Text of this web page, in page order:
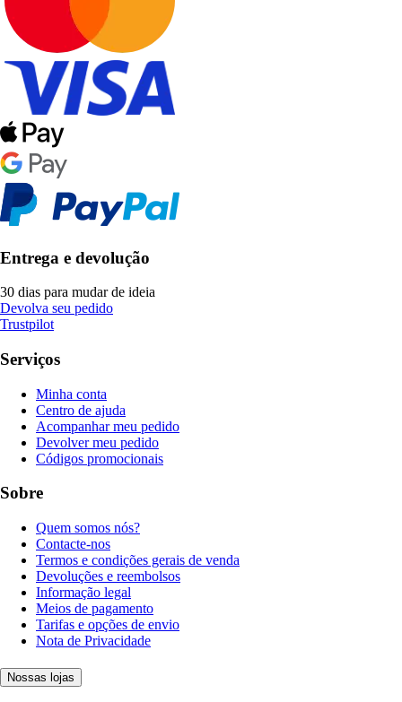
Entrega e devolução
30 dias para mudar de ideia
Devolva seu pedido
Trustpilot
Serviços
Minha conta
Centro de ajuda
Acompanhar meu pedido
Devolver meu pedido
Códigos promocionais
Sobre
Quem somos nós?
Contacte-nos
Termos e condições gerais de venda
Devoluções e reembolsos
Informação legal
Meios de pagamento
Tarifas e opções de envio
Nota de Privacidade
Nossas lojas